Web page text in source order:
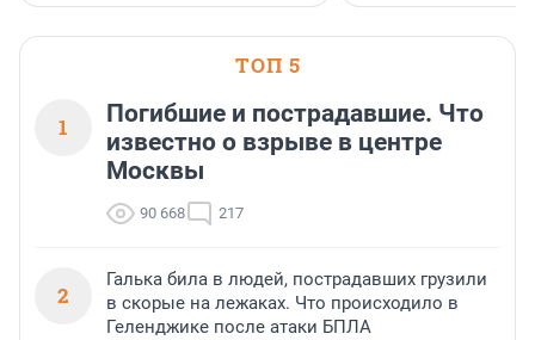
ТОП 5
1
Погибшие и пострадавшие. Что
известно о взрыве в центре
Москвы
90 668 217
2
Галька била в людей, пострадавших грузили
в скорые на лежаках. Что происходило в
Геленджике после атаки БПЛА